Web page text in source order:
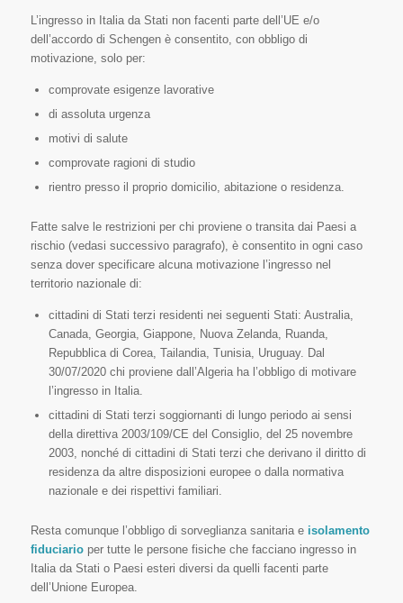
L’ingresso in Italia da Stati non facenti parte dell’UE e/o
dell’accordo di Schengen è consentito, con obbligo di
motivazione, solo per:
comprovate esigenze lavorative
di assoluta urgenza
motivi di salute
comprovate ragioni di studio
rientro presso il proprio domicilio, abitazione o residenza.
Fatte salve le restrizioni per chi proviene o transita dai Paesi a
rischio (vedasi successivo paragrafo), è consentito in ogni caso
senza dover specificare alcuna motivazione l’ingresso nel
territorio nazionale di:
cittadini di Stati terzi residenti nei seguenti Stati: Australia,
Canada, Georgia, Giappone, Nuova Zelanda, Ruanda,
Repubblica di Corea, Tailandia, Tunisia, Uruguay. Dal
30/07/2020 chi proviene dall’Algeria ha l’obbligo di motivare
l’ingresso in Italia.
cittadini di Stati terzi soggiornanti di lungo periodo ai sensi
della direttiva 2003/109/CE del Consiglio, del 25 novembre
2003, nonché di cittadini di Stati terzi che derivano il diritto di
residenza da altre disposizioni europee o dalla normativa
nazionale e dei rispettivi familiari.
Resta comunque l’obbligo di sorveglianza sanitaria e isolamento
fiduciarioper tutte le persone fisiche che facciano ingresso in
Italia da Stati o Paesi esteri diversi da quelli facenti parte
dell’Unione Europea.